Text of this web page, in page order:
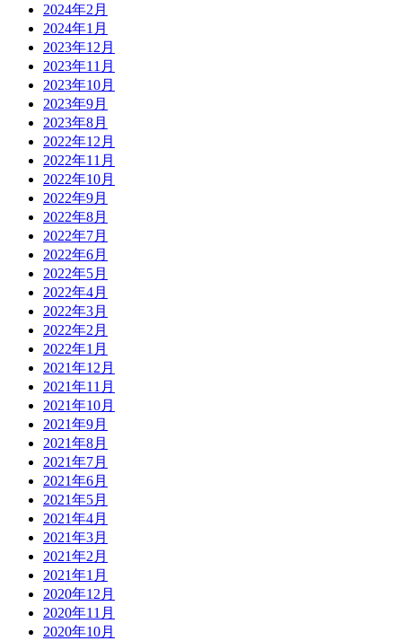
2024年2月
2024年1月
2023年12月
2023年11月
2023年10月
2023年9月
2023年8月
2022年12月
2022年11月
2022年10月
2022年9月
2022年8月
2022年7月
2022年6月
2022年5月
2022年4月
2022年3月
2022年2月
2022年1月
2021年12月
2021年11月
2021年10月
2021年9月
2021年8月
2021年7月
2021年6月
2021年5月
2021年4月
2021年3月
2021年2月
2021年1月
2020年12月
2020年11月
2020年10月